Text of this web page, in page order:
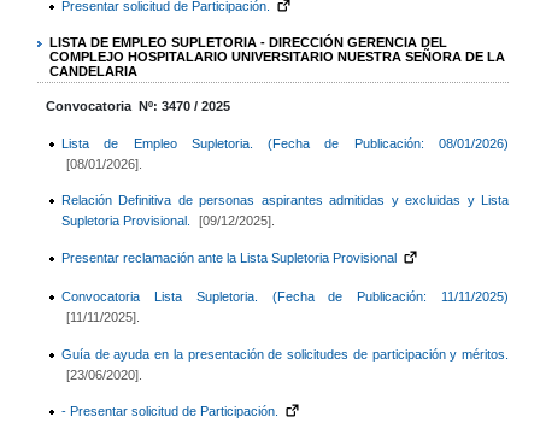
Presentar solicitud de Participación.
LISTA DE EMPLEO SUPLETORIA - DIRECCIÓN GERENCIA DEL
COMPLEJO HOSPITALARIO UNIVERSITARIO NUESTRA SEÑORA DE LA
CANDELARIA
Convocatoria Nº: 3470 / 2025
Lista de Empleo Supletoria. (Fecha de Publicación: 08/01/2026)
[08/01/2026].
Relación Definitiva de personas aspirantes admitidas y excluidas y Lista
Supletoria Provisional.
[09/12/2025].
Presentar reclamación ante la Lista Supletoria Provisional
Convocatoria Lista Supletoria. (Fecha de Publicación: 11/11/2025)
[11/11/2025].
Guía de ayuda en la presentación de solicitudes de participación y méritos.
[23/06/2020].
- Presentar solicitud de Participación.